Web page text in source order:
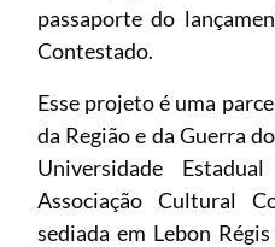
passaporte do
Contestado.
Esse projeto é uma
da Região e da Guerra
Universidade
Associação Cultural
sediada em Lebon